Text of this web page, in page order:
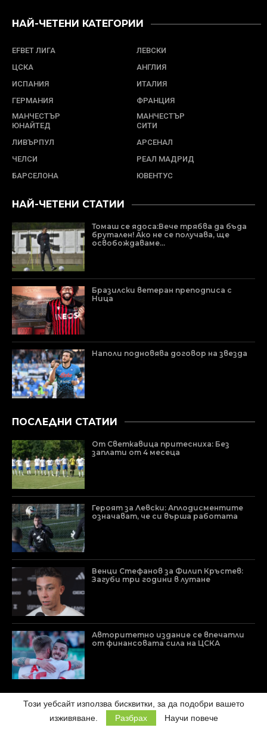
НАЙ-ЧЕТЕНИ КАТЕГОРИИ
EFBET ЛИГА
ЛЕВСКИ
ЦСКА
АНГЛИЯ
ИСПАНИЯ
ИТАЛИЯ
ГЕРМАНИЯ
ФРАНЦИЯ
МАНЧЕСТЪР
ЮНАЙТЕД
МАНЧЕСТЪР
СИТИ
ЛИВЪРПУЛ
АРСЕНАЛ
ЧЕЛСИ
РЕАЛ МАДРИД
БАРСЕЛОНА
ЮВЕНТУС
НАЙ-ЧЕТЕНИ СТАТИИ
Томаш се ядоса:Вече трябва да бъда
брутален! Ако не се получава, ще
освобождаваме...
Бразилски ветеран преподписа с
Ница
Наполи подновява договор на звезда
ПОСЛЕДНИ СТАТИИ
От Светкавица притесниха: Без
заплати от 4 месеца
Героят за Левски: Аплодисментите
означават, че си върша работата
Венци Стефанов за Филип Кръстев:
Загуби три години в лутане
Авторитетно издание се впечатли
от финансовата сила на ЦСКА
Този уебсайт използва бисквитки, за да подобри вашето
изживяване.
Разбрах Научи повече